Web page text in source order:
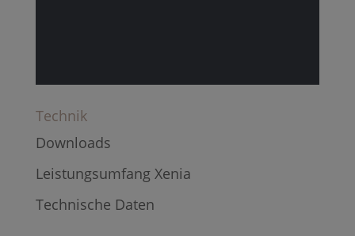
Technik
Downloads
Leistungsumfang Xenia
Technische Daten